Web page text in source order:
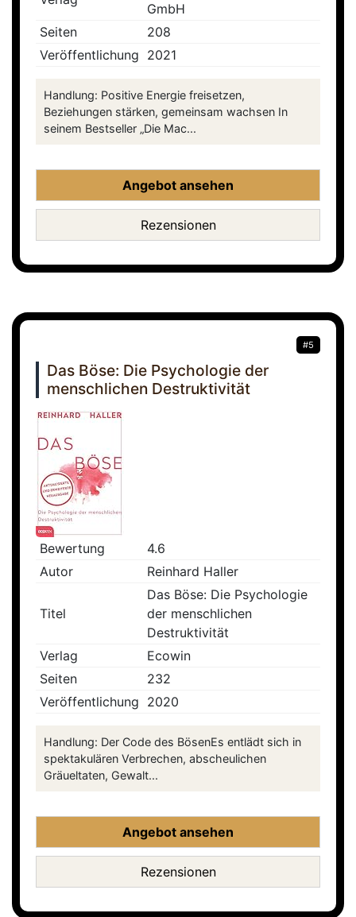
GmbH
Seiten
208
Veröffentlichung 2021
Handlung: Positive Energie freisetzen,
Beziehungen stärken, gemeinsam wachsen In
seinem Bestseller „Die Mac...
Angebot ansehen
Rezensionen
#5
Das Böse: Die Psychologie der
menschlichen Destruktivität
Bewertung
4.6
Autor
Reinhard Haller
Titel
Das Böse: Die Psychologie
der menschlichen
Destruktivität
Verlag
Ecowin
Seiten
232
Veröffentlichung 2020
Handlung: Der Code des BösenEs entlädt sich in
spektakulären Verbrechen, abscheulichen
Gräueltaten, Gewalt...
Angebot ansehen
Rezensionen